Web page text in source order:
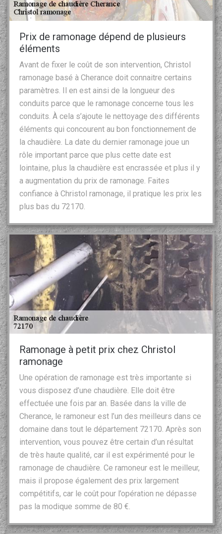
Prix de ramonage dépend de plusieurs
éléments
Avant de fixer le coût de son intervention, Christol
ramonage basé à Cherance doit connaitre certains
paramètres. Il en est ainsi de la longueur des
conduits parce que le ramonage concerne tous les
conduits. À cela s’ajoute le nettoyage des différents
éléments qui concourent au bon fonctionnement de
la chaudière. La date du dernier ramonage joue un
rôle important parce que plus cette date est
lointaine, plus la chaudière est encrassée et plus il y
a augmentation du prix de ramonage. Faites
confiance à Christol ramonage, il pratique les prix les
plus bas du 72170.
Ramonage à petit prix chez Christol
ramonage
Une opération de ramonage est très importante si
vous disposez d’une chaudière. Elle doit être
effectuée une fois par an. Basée dans la ville de
Cherance, le ramoneur est l’un des meilleurs dans ce
domaine dans tout le département 72170. Après son
intervention, vous pouvez être certain d’un résultat
de très haute qualité, car il est expérimenté pour le
ramonage de chaudière. Ce ramoneur est le meilleur,
mais il propose également des prix largement
compétitifs, car le coût pour l’opération ne dépasse
pas la modique somme de 80 €.